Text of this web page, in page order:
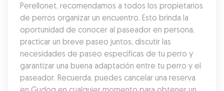
Perellonet, recomendamos a todos los propietarios
de perros organizar un encuentro. Esto brinda la
oportunidad de conocer al paseador en persona,
practicar un breve paseo juntos, discutir las
necesidades de paseo específicas de tu perro y
garantizar una buena adaptación entre tu perro y el
paseador. Recuerda, puedes cancelar una reserva